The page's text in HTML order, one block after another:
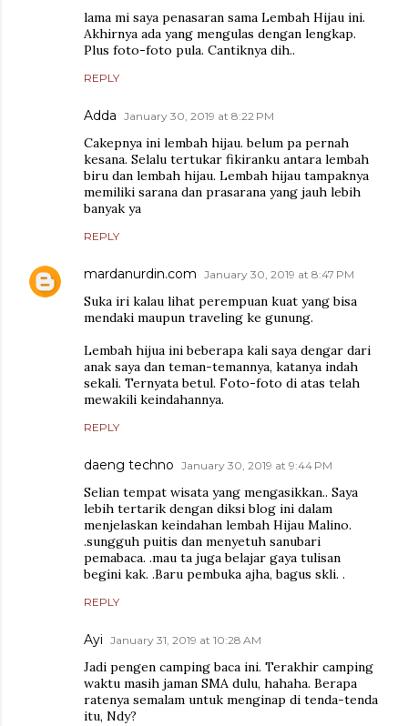
lama mi saya penasaran sama Lembah Hijau ini.
Akhirnya ada yang mengulas dengan lengkap.
Plus foto-foto pula. Cantiknya dih..
REPLY
Adda January 30, 2019 at 8:22 PM
Cakepnya ini lembah hijau. belum pa pernah
kesana. Selalu tertukar fikiranku antara lembah
biru dan lembah hijau. Lembah hijau tampaknya
memiliki sarana dan prasarana yang jauh lebih
banyak ya
REPLY
mardanurdin.com January 30, 2019 at 8:47 PM
Suka iri kalau lihat perempuan kuat yang bisa
mendaki maupun traveling ke gunung.
Lembah hijua ini beberapa kali saya dengar dari
anak saya dan teman-temannya, katanya indah
sekali. Ternyata betul. Foto-foto di atas telah
mewakili keindahannya.
REPLY
daeng techno January 30, 2019 at 9:44 PM
Selian tempat wisata yang mengasikkan.. Saya
lebih tertarik dengan diksi blog ini dalam
menjelaskan keindahan lembah Hijau Malino.
.sungguh puitis dan menyetuh sanubari
pemabaca. .mau ta juga belajar gaya tulisan
begini kak. .Baru pembuka ajha, bagus skli. .
REPLY
Ayi January 31, 2019 at 10:28 AM
Jadi pengen camping baca ini. Terakhir camping
waktu masih jaman SMA dulu, hahaha. Berapa
ratenya semalam untuk menginap di tenda-tenda
itu, Ndy?